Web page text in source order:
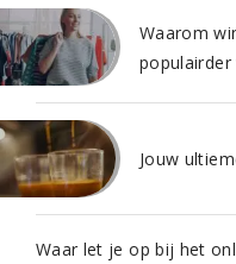
Waarom
Jouw
Waar let je op bij het